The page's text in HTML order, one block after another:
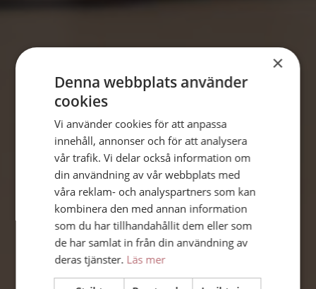
×
Denna webbplats använder
cookies
Vi använder cookies för att anpassa
innehåll, annonser och för att analysera
vår trafik. Vi delar också information om
din användning av vår webbplats med
våra reklam- och analyspartners som kan
kombinera den med annan information
som du har tillhandahållit dem eller som
de har samlat in från din användning av
deras tjänster. Läs mer